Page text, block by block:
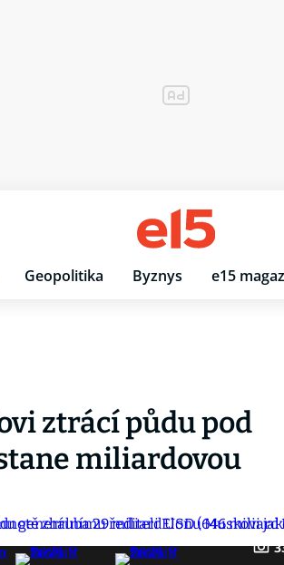
Geopolitika Byznys e15
ztrácí půdu pod
miliardovou